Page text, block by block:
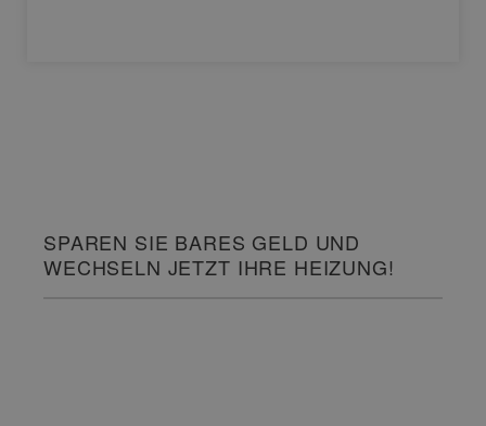
SPAREN SIE BARES GELD UND
WECHSELN JETZT IHRE HEIZUNG!